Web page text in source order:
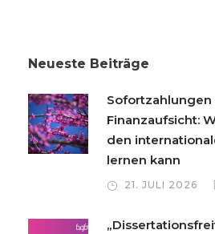
Neueste Beiträge
Sofortzahlungen
Finanzaufsicht:
den
lernen kann
21. JULI 2026